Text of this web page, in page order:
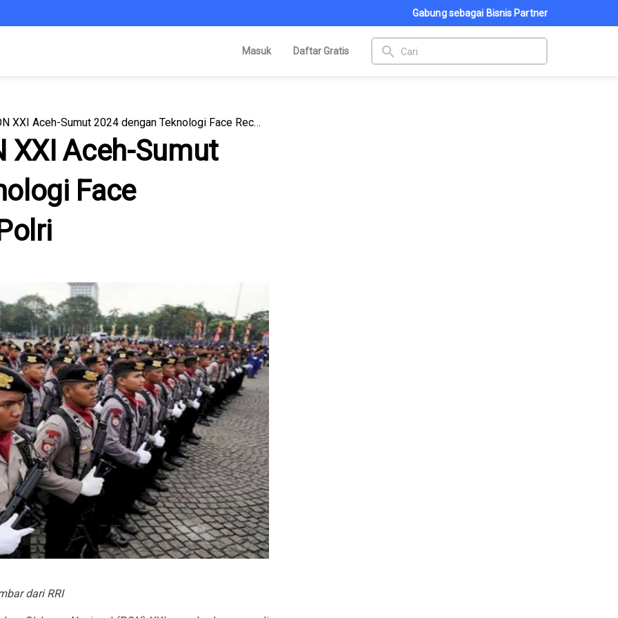
Gabung sebagai Bisnis Partner
Masuk Daftar Gratis search
Pengamanan PON XXI Aceh-Sumut 2024 dengan Teknologi Face Recognition oleh Polri
XXI Aceh-Sumut
Face
dari RRI